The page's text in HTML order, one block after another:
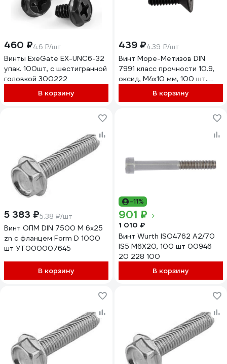
460 ₽4.6 ₽/шт
Винты ExeGate EX-UNC6-32
упак. 100шт, с шестигранной
головкой 300222
В корзину
439 ₽4.39 ₽/шт
Винт Море-Метизов DIN
7991 класс прочности 10.9,
оксид, M4x10 мм, 100 шт.
VINT7991410100M
В корзину
5 383 ₽5.38 ₽/шт
Винт ОПМ DIN 7500 М 6х25
zn с фланцем Form D 1000
шт УТ000007645
В корзину
-11%
901 ₽
1 010 ₽
Винт Wurth ISO4762 A2/70
IS5 M6X20, 100 шт 00946
20 228 100
В корзину